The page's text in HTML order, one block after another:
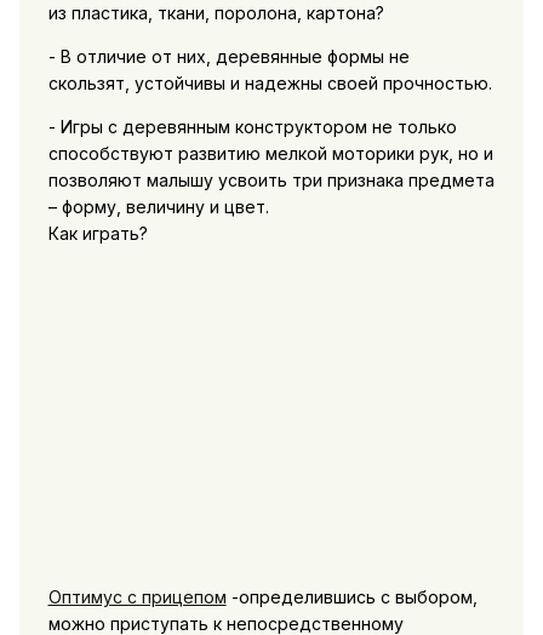
из пластика, ткани, поролона, картона?
- В отличие от них, деревянные формы не
скользят, устойчивы и надежны своей прочностью.
- Игры с деревянным конструктором не только
способствуют развитию мелкой моторики рук, но и
позволяют малышу усвоить три признака предмета
– форму, величину и цвет.
Как играть?
Оптимус с прицепом -определившись с выбором,
можно приступать к непосредственному